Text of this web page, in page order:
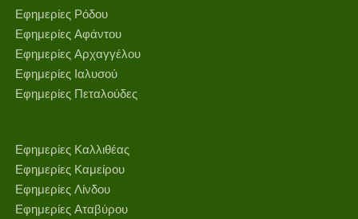
Εφημερίες Ρόδου
Εφημερίες Αφάντου
Εφημερίες Αρχαγγέλου
Εφημερίες Ιαλυσού
Εφημερίες Πεταλούδες
Εφημερίες Καλλιθέας
Εφημερίες Καμείρου
Εφημερίες Λίνδου
Εφημερίες Αταβύρου